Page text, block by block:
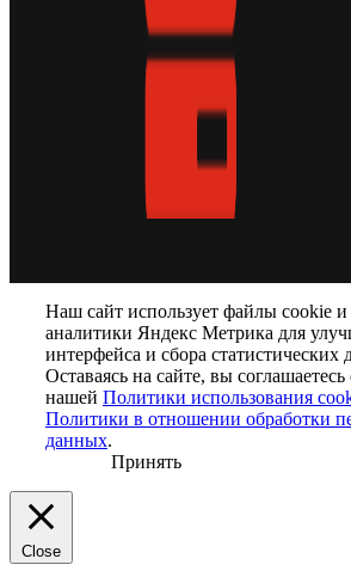
Наш сайт использует файлы cookie и
аналитики Яндекс Метрика для
интерфейса и сбора статистических
Оставаясь на сайте, вы
нашей Политики использования
Политики в отношении обработки
данных.
Принять
Close